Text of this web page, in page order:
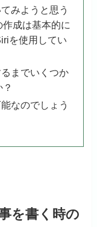
みようと思う
成は基本的に
を使用してい
までいくつか
なのでしょう
を書く時の